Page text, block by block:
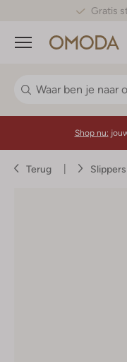
Gratis
Menu
Shop nu:
Terug